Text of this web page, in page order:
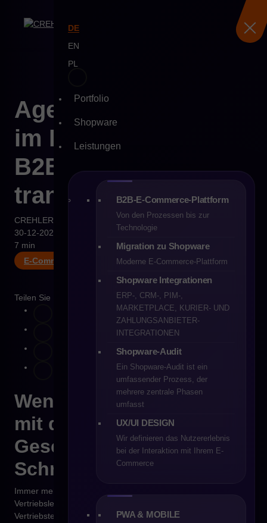
DE
EN
PL
Portfolio
Shopware
Leistungen
B2B-E-Commerce-Plattform
Von den Prozessen bis zur
Technologie
Migration zu Shopware
Moderne E-Commerce-Plattform
Shopware Integrationen
ERP-, CRM-, PIM-,
MARKETPLACE, KURIER- UND
ZAHLUNGSANBIETER-
INTEGRATIONEN
Shopware-Audit
Ein Shopware-Audit ist ein
umfassender Prozess, der
mehrere zentrale Phasen
umfasst
UX/UI DESIGN
Wir definieren das Nutzererlebnis
bei der Interaktion mit Ihrem E-
Commerce
PWA & MOBILE
Agentic Commerce
im B2B – wie KI den
B2B-Vertrieb
transformiert
CREHLER
30-12-2025
7 min
E-Commerce B2B
Teilen Sie
Wenn der B2B-Vertrieb
mit der Komplexität des
Geschäfts nicht mehr
Schritt hält
Immer mehr Inhaber von B2B-Handelsunternehmen und
Vertriebsleiter kommen zu derselben Erkenntnis: Die
Vertriebsteams arbeiten am Limit, während Kunden schnellere